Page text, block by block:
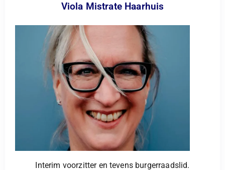
Viola Mistrate Haarhuis
Interim voorzitter en tevens burgerraadslid.